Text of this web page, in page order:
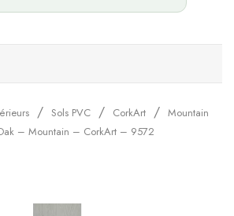
Sols PVC CorkArt
Mountain
– Mountain – CorkArt – 9572